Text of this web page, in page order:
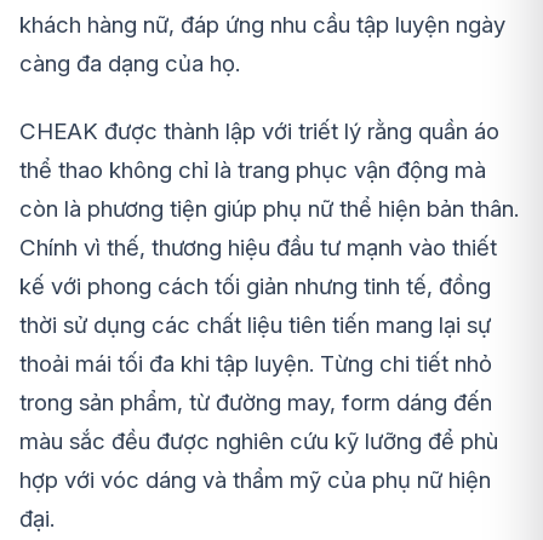
khách hàng nữ, đáp ứng nhu cầu tập luyện ngày
càng đa dạng của họ.
CHEAK được thành lập với triết lý rằng quần áo
thể thao không chỉ là trang phục vận động mà
còn là phương tiện giúp phụ nữ thể hiện bản thân.
Chính vì thế, thương hiệu đầu tư mạnh vào thiết
kế với phong cách tối giản nhưng tinh tế, đồng
thời sử dụng các chất liệu tiên tiến mang lại sự
thoải mái tối đa khi tập luyện. Từng chi tiết nhỏ
trong sản phẩm, từ đường may, form dáng đến
màu sắc đều được nghiên cứu kỹ lưỡng để phù
hợp với vóc dáng và thẩm mỹ của phụ nữ hiện
đại.